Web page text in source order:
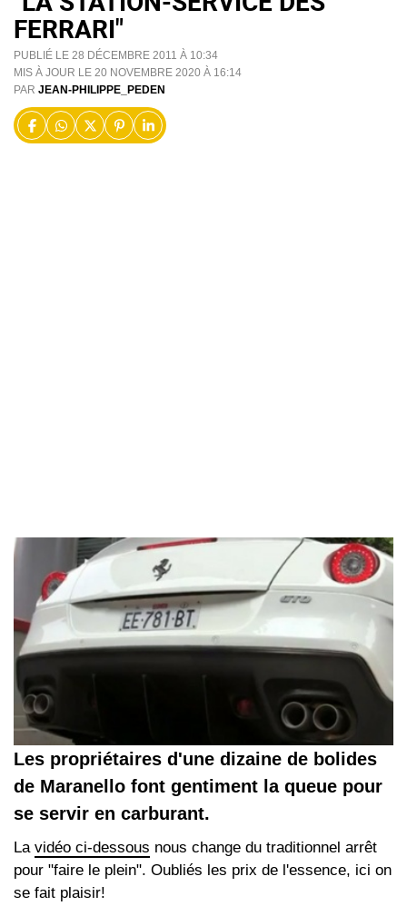
FERRARI"
PUBLIÉ LE 28 DÉCEMBRE 2011 À 10:34
MIS À JOUR LE 20 NOVEMBRE 2020 À 16:14
PAR JEAN-PHILIPPE_PEDEN
Les propriétaires d'une dizaine de bolides
de Maranello font gentiment la queue pour
se servir en carburant.
La vidéo ci-dessous nous change du traditionnel arrêt
pour "faire le plein". Oubliés les prix de l'essence, ici on
se fait plaisir!